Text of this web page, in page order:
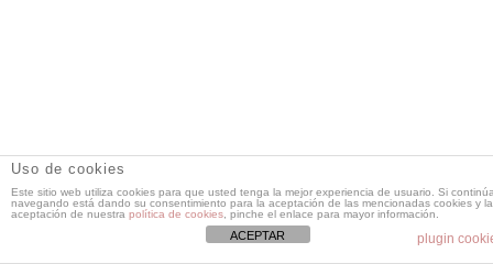
Uso de cookies
Este sitio web utiliza cookies para que usted tenga la mejor experiencia de usuario. Si
navegando está dando su consentimiento para la aceptación de las mencionadas cookies y la
aceptación de nuestra política de cookies , pinche el enlace para mayor información.
plugin
ACEPTAR